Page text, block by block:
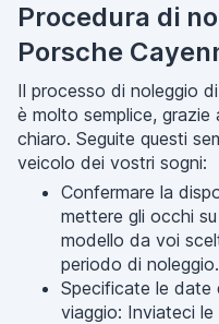
Procedura di
Porsche
Il processo di noleggio
è molto semplice,
chiaro. Seguite questi
veicolo dei vostri sogni:
Confermare la
mettere gli occhi
modello da voi
periodo di noleggio.
Specificate le date
viaggio: Inviateci